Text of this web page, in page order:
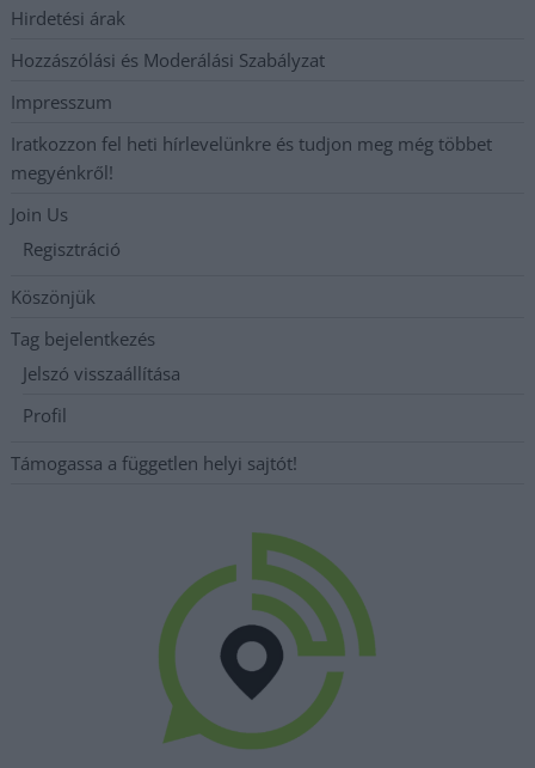
Hirdetési árak
Hozzászólási és Moderálási Szabályzat
Impresszum
Iratkozzon fel heti hírlevelünkre és tudjon meg még többet
megyénkről!
Join Us
Regisztráció
Köszönjük
Tag bejelentkezés
Jelszó visszaállítása
Profil
Támogassa a független helyi sajtót!